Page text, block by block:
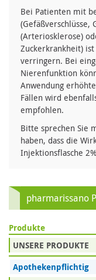
Bei Patienten mit
(Gefäßverschlüsse,
(Arteriosklerose)
Zuckerkrankheit)
verringern. Bei
Nierenfunktion
Anwendung
Fällen wird
empfohlen.
Bitte sprechen Sie
haben, dass die
Injektionsflasche
pharmarissano
Produkte
UNSERE PRODUKTE
Apothekenpflichtig